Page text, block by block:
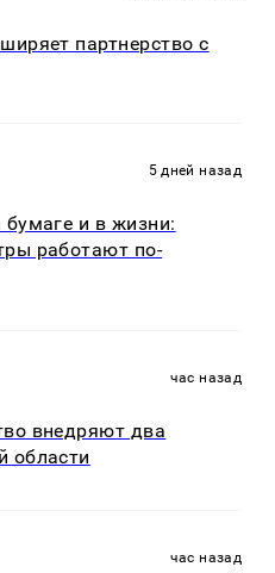
партнерство с
5 дней назад
и в жизни:
работают по-
час назад
внедряют два
области
час назад